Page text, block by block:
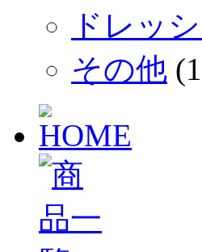
ドレッ
その他